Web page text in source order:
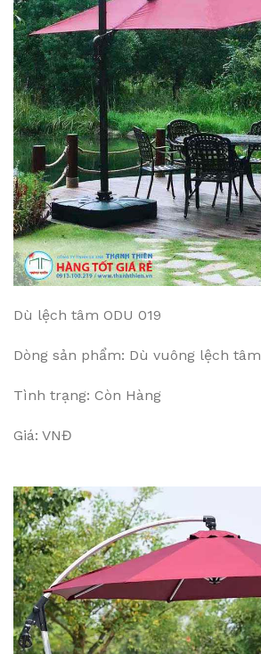
Dù lệch tâm ODU 019
Dòng sản phẩm: Dù vuông lệch tâm
Tình trạng: Còn Hàng
Giá: VNĐ